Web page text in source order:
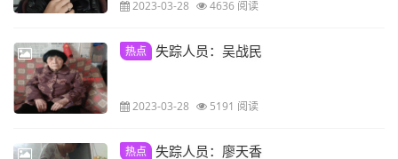
2023-03-28 4636 阅读
热点 失踪人员：吴战民
2023-03-28 5191 阅读
热点 失踪人员：廖天香